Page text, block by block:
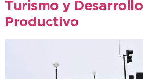
Turismo y Desarrollo
Productivo